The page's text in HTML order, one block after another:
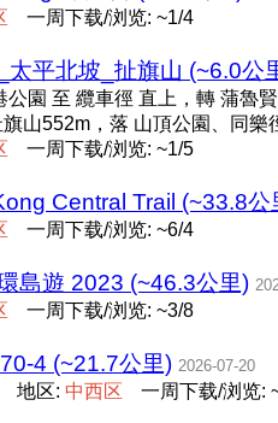
一周下载/浏览: ~1/4
太平北坡_扯旗山 (~6.0公
公園 至 纜車徑 直上，轉 蒲魯
山552m，落 山頂公園、同
一周下载/浏览: ~1/5
Central Trail (~33.8公
一周下载/浏览: ~6/4
島遊 2023 (~46.3公里)
一周下载/浏览: ~3/8
4 (~21.7公里) 2026-07-20
地区: 中西区 一周下载/浏览: